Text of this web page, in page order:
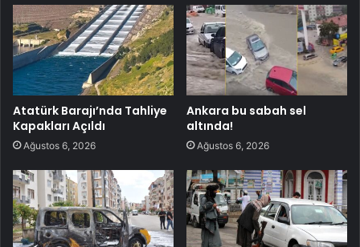
Atatürk Barajı’nda Tahliye
Kapakları Açıldı
Ağustos 6, 2026
Ankara bu sabah sel
altında!
Ağustos 6, 2026